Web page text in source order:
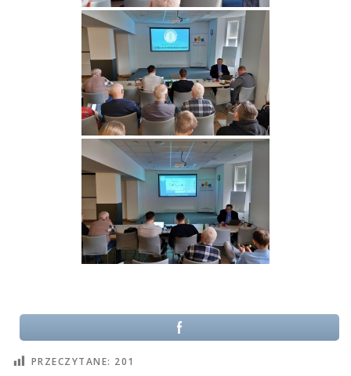
PRZECZYTANE: 201